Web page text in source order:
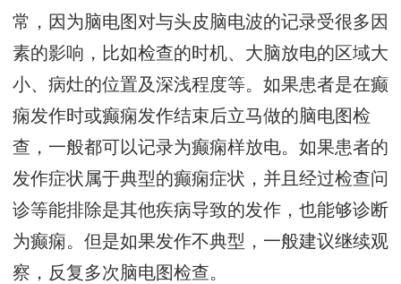
常，因为脑电图对与头皮脑电波的记录受很多因
素的影响，比如检查的时机、大脑放电的区域大
小、病灶的位置及深浅程度等。如果患者是在癫
痫发作时或癫痫发作结束后立马做的脑电图检
查，一般都可以记录为癫痫样放电。如果患者的
发作症状属于典型的癫痫症状，并且经过检查问
诊等能排除是其他疾病导致的发作，也能够诊断
为癫痫。但是如果发作不典型，一般建议继续观
察，反复多次脑电图检查。